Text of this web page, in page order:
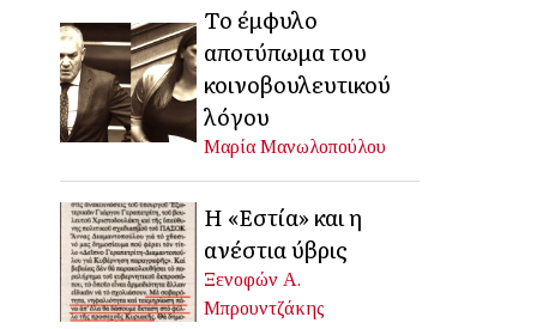
Το έμφυλο
αποτύπωμα του
κοινοβουλευτικού
λόγου
Μαρία Μανωλοπούλου
Η «Εστία» και η
ανέστια ύβρις
Ξενοφών Α.
Μπρουντζάκης